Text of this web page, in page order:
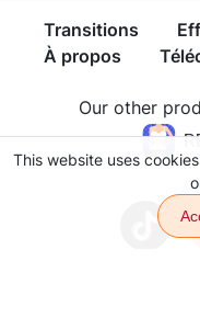
Transitions
À propos
Our other
This website uses